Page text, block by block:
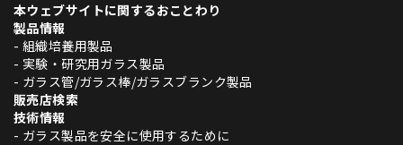
本ウェブサイトに関するおことわり
製品情報
- 組織培養用製品
- 実験・研究用ガラス製品
- ガラス管/ガラス棒/ガラスブランク製品
販売店検索
技術情報
- ガラス製品を安全に使用するために